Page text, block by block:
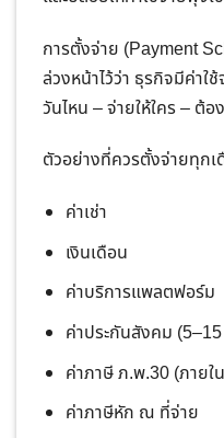
การตั้งจ่าย (Payment
ล่วงหน้าไว้ว่า ธุรกิจมีค่าใ
วันไหน – จ่ายให้ใคร – ต้อ
ตัวอย่างที่ควรตั้งจ่ายทุกเ
ค่าเช่า
เงินเดือน
ค่าบริการแพลตฟอร์ม
ค่าประกันสังคม
ค่าภาษี ภ.พ.30 (ภายใ
ค่าภาษีหัก ณ ที่จ่าย